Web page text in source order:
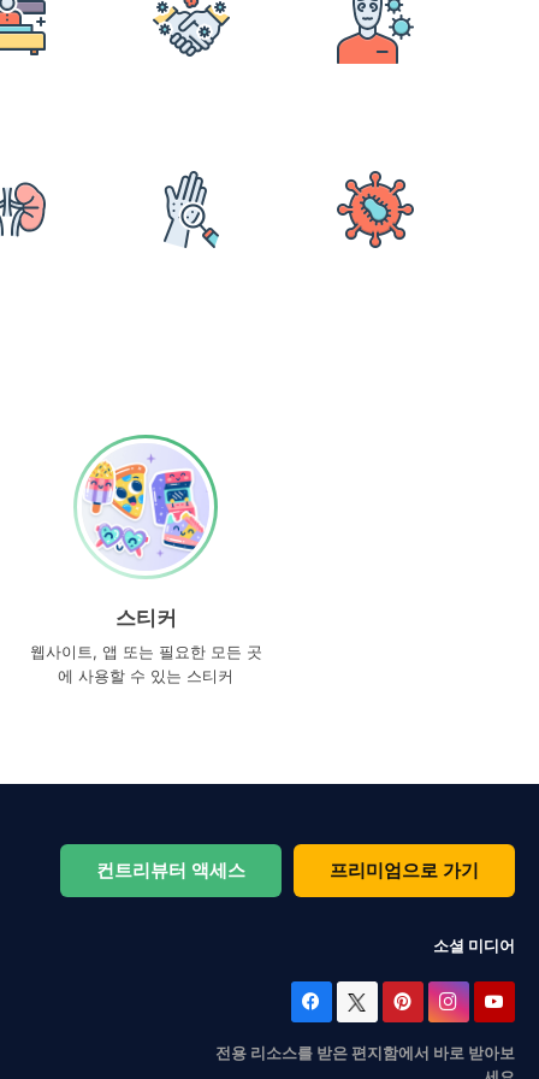
스티커
웹사이트, 앱 또는 필요한 모든 곳
에 사용할 수 있는 스티커
컨트리뷰터 액세스 프리미엄으로 가기
소셜 미디어
전용 리소스를 받은 편지함에서 바로 받아보